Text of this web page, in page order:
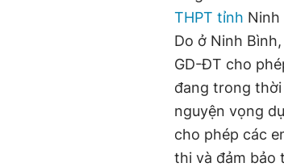
THPT tỉnh Ninh
Do ở Ninh
GD-ĐT cho
đang trong
nguyện vọng
cho phép các
thi và đảm bảo